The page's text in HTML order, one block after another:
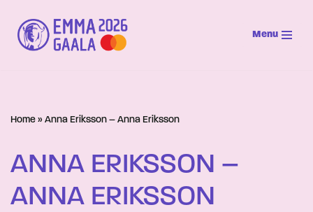
Siirry
suoraan
Menu
Home » Anna Eriksson – Anna Eriksson
ANNA ERIKSSON –
ANNA ERIKSSON